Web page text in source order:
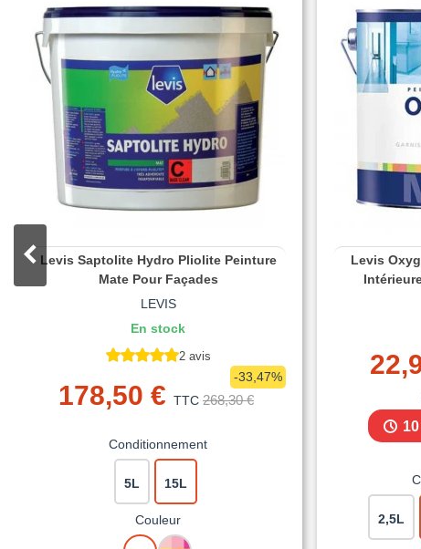
Levis Saptolite Hydro Pliolite Peinture
Mate Pour Façades
LEVIS
En stock
2 avis
178,50 € TTC 268,30 €
-33,47%
Conditionnement
5L 15L
Couleur
BLANCMISE
Levis
2,5L